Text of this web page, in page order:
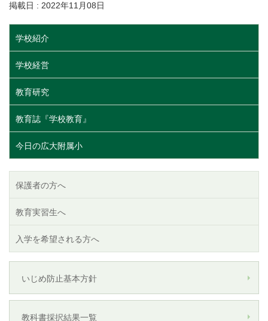
掲載日 : 2022年11月08日
学校紹介
学校経営
教育研究
教育誌『学校教育』
今日の広大附属小
保護者の方へ
教育実習生へ
入学を希望される方へ
いじめ防止基本方針
教科書採択結果一覧